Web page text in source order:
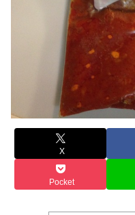
X
Pocket